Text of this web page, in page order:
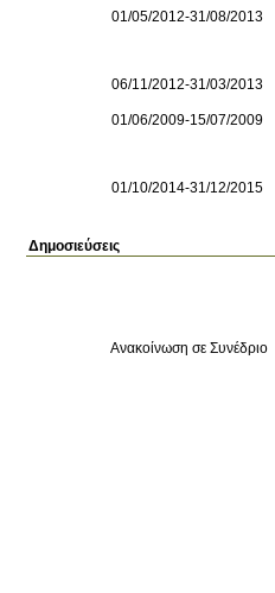
01/05/2012-31/08/2013
06/11/2012-31/03/2013
01/06/2009-15/07/2009
01/10/2014-31/12/2015
Δημοσιεύσεις
Ανακοίνωση σε Συνέδριο